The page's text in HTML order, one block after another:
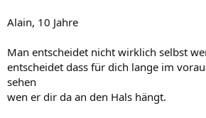
Alain, 10 Jahre
Man entscheidet nicht wirklich selbst
entscheidet dass für dich lange im
sehen
wen er dir da an den Hals hängt.